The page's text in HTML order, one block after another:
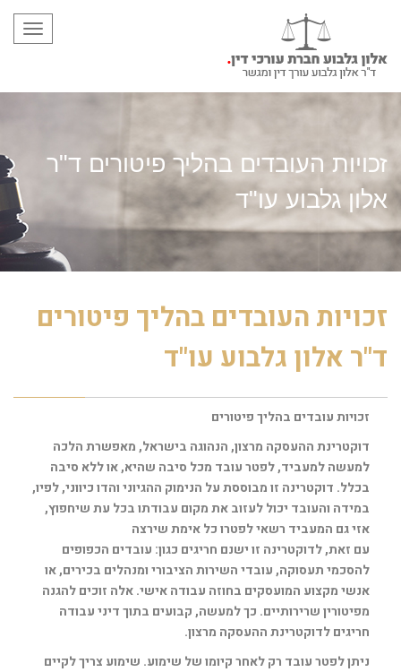
זכויות העובדים בהליך פיטורים ד"ר
אלון גלבוע עו"ד
זכויות העובדים בהליך פיטורים
ד"ר אלון גלבוע עו"ד
זכויות עובדים בהליך פיטורים
דוקטרינת ההעסקה מרצון, הנהוגה בישראל, מאפשרת הלכה
למעשה למעביד, לפטר עובד מכל סיבה שהיא, או ללא סיבה
בכלל. דוקטרינה זו מבוססת על הנימוק ההגיוני והדו כיווני, לפיו,
במידה והעובד יכול לעזוב את מקום עבודתו בכל עת שיחפוץ,
אזי גם המעביד רשאי לפטרו כל אימת שירצה
עם זאת, לדוקטרינה זו ישנם חריגים כגון: עובדים הכפופים
להסכמי תעסוקה, עובדי השירות הציבורי ומנהלים בכירים, או
אנשי מקצוע המועסקים בחוזה עבודה אישי. אלה זוכים להגנה
מפיטורין שרירותיים. כך למעשה, קבועים בתוך דיני עבודה
חריגים לדוקטרינת ההעסקה מרצון.
ניתן לפטר עובד רק לאחר קיומו של שימוע. שימוע צריך לקיים